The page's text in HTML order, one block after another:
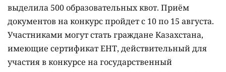
выделила 500 образовательных квот. Приём
документов на конкурс пройдет с 10 по 15 августа.
Участниками могут стать граждане Казахстана,
имеющие сертификат ЕНТ, действительный для
участия в конкурсе на государственный